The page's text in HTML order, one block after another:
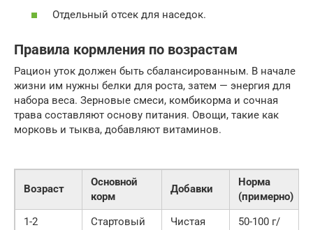
Отдельный отсек для наседок.
Правила кормления по возрастам
Рацион уток должен быть сбалансированным. В начале
жизни им нужны белки для роста, затем — энергия для
набора веса. Зерновые смеси, комбикорма и сочная
трава составляют основу питания. Овощи, такие как
морковь и тыква, добавляют витаминов.
Возраст
Основной
корм
Добавки
Норма
(примерно)
1-2
Стартовый
Чистая
50-100 г/